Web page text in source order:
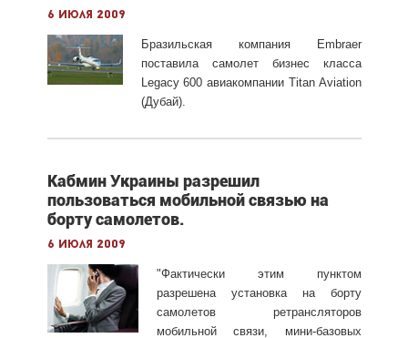
6 июля 2009
Бразильская компания Embraer
поставила самолет бизнес класса
Legacy 600 авиакомпании Titan Aviation
(Дубай).
Кабмин Украины разрешил
пользоваться мобильной связью на
борту самолетов.
6 июля 2009
"Фактически этим пунктом
разрешена установка на борту
самолетов ретрансляторов
мобильной связи, мини-базовых